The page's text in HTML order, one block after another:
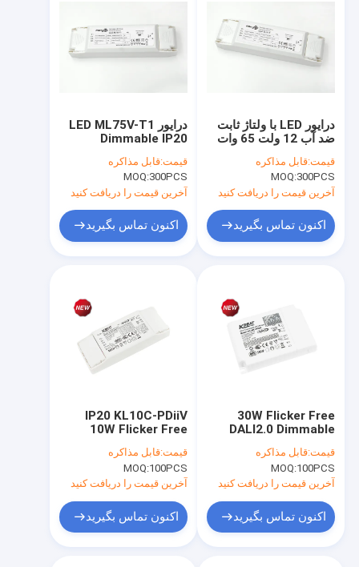
درایور LED ML75V-T1
Dimmable IP20
قیمت:قابل مذاکره
MOQ:300PCS
آخرین قیمت را دریافت کنید
اکنون تماس بگیرید
درایور LED با ولتاژ ثابت
ضد آب 12 ولت 65 وات
قیمت:قابل مذاکره
MOQ:300PCS
آخرین قیمت را دریافت کنید
اکنون تماس بگیرید
IP20 KL10C-PDiiV
10W Flicker Free
LED Driver
قیمت:قابل مذاکره
MOQ:100PCS
آخرین قیمت را دریافت کنید
اکنون تماس بگیرید
30W Flicker Free
DALI2.0 Dimmable
PDiiV
قیمت:قابل مذاکره
MOQ:100PCS
آخرین قیمت را دریافت کنید
اکنون تماس بگیرید